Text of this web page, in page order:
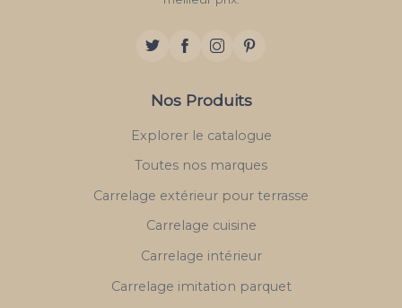
Nos Produits
Explorer le catalogue
Toutes nos marques
Carrelage extérieur pour terrasse
Carrelage cuisine
Carrelage intérieur
Carrelage imitation parquet